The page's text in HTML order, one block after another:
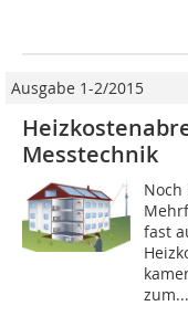
Ausgabe 1-2/2015
Messtechnik
Noch
fast
zum...